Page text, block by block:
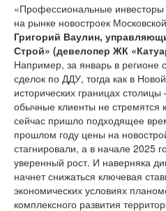
«Профессиональные
на рынке новостроек
Григорий Ваулин,
Строй» (девелопер ЖК
Например, за январь в регионе
сделок по ДДУ, тогда как в
исторических границах
обычные клиенты не стремятся
сейчас пришло подходящее
прошлом году цены на
стагнировали, а в начале 2025
уверенный рост. И наверняка
начнет снижаться ключевая
экономических условиях
комплексного развития